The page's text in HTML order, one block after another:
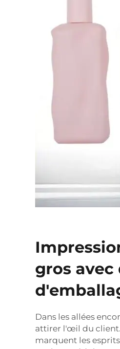
gros
Dans les allées
attirer l'œil du client.
marquent les